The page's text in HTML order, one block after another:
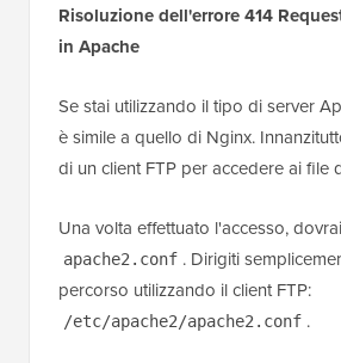
Risoluzione dell'errore 414
in Apache
Se stai utilizzando il tipo di server
è simile a quello di Nginx.
di un client FTP per accedere ai file
Una volta effettuato l'accesso,
apache2.conf . Dirigiti
percorso utilizzando il client FTP:
/etc/apache2/apache2.conf .